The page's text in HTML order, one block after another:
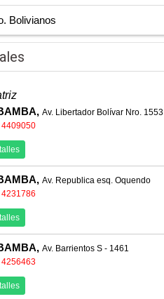
Bolivianos
Av. Libertador Bolívar Nro. 1553
Av. Republica esq. Oquendo
Av. Barrientos S - 1461